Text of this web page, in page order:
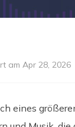
am Apr 28, 2026
eines